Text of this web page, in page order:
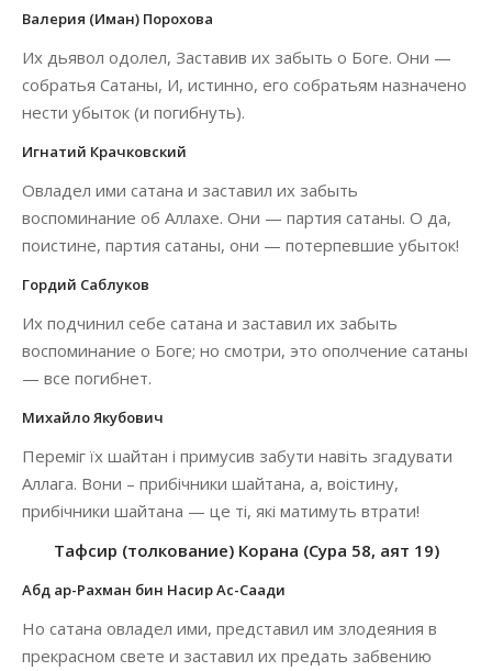
Валерия (Иман) Порохова
Их дьявол одолел, Заставив их забыть о Боге. Они —
собратья Сатаны, И, истинно, его собратьям назначено
нести убыток (и погибнуть).
Игнатий Крачковский
Овладел ими сатана и заставил их забыть
воспоминание об Аллахе. Они — партия сатаны. О да,
поистине, партия сатаны, они — потерпевшие убыток!
Гордий Саблуков
Их подчинил себе сатана и заставил их забыть
воспоминание о Боге; но смотри, это ополчение сатаны
— все погибнет.
Михайло Якубович
Переміг їх шайтан і примусив забути навіть згадувати
Аллага. Вони – прибічники шайтана, а, воістину,
прибічники шайтана — це ті, які матимуть втрати!
Тафсир (толкование) Корана (Сура 58, аят 19)
Абд ар-Рахман бин Насир Ас-Саади
Но сатана овладел ими, представил им злодеяния в
прекрасном свете и заставил их предать забвению